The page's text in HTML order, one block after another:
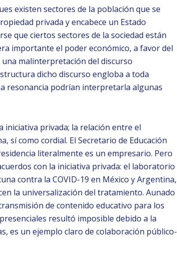
existen sectores de la población que se
privada y encabece un Estado
que ciertos sectores de la sociedad están
importante el poder económico, a favor del
malinterpretación del discurso
dicho discurso engloba a toda
resonancia podrían interpretarla algunas
iniciativa privada; la relación entre el
sí como cordial. El Secretario de Educación
literalmente es un empresario. Pero
con la iniciativa privada: el laboratorio
contra la COVID-19 en México y Argentina,
la universalización del tratamiento. Aunado
de contenido educativo para los
resultó imposible debido a la
es un ejemplo claro de colaboración público-